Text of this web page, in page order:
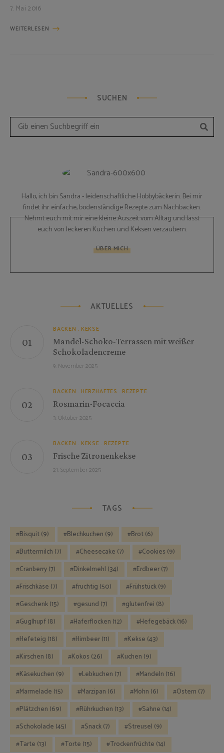
7. Mai 2016
WEITERLESEN
SUCHEN
Search
Hallo, ich bin Sandra - leidenschaftliche Hobbybäckerin. Bei mir
findet ihr einfache, bodenständige Rezepte zum Nachbacken.
Nehmt euch mit mir eine kleine Auszeit vom Alltag und lasst
euch von leckeren Kuchen und Keksen verzaubern.
ÜBER MICH
AKTUELLES
BACKEN KEKSE
Mandel-Schoko-Terrassen mit weißer
Schokoladencreme
9. November 2025
BACKEN HERZHAFTES REZEPTE
Rosmarin-Focaccia
3. Oktober 2025
BACKEN KEKSE REZEPTE
Frische Zitronenkekse
21. September 2025
TAGS
Bisquit(9) Blechkuchen (9) Brot(6)
Buttermilch (7) Cheesecake (7) Cookies (9)
Cranberry(7) Dinkelmehl (34) Erdbeer(7)
Frischkäse (7) fruchtig (50) Frühstück(9)
Geschenk(15) gesund (7) glutenfrei (8)
Guglhupf(8) Haferflocken (12) Hefegebäck(16)
Hefeteig (18) Himbeer(11) Kekse (43)
Kirschen (8) Kokos (26) Kuchen (9)
Käsekuchen (9) Lebkuchen (7) Mandeln (16)
Marmelade (15) Marzipan (6) Mohn (6) Ostern (7)
Plätzchen (69) Rührkuchen (13) Sahne (14)
Schokolade (45) Snack(7) Streusel (9)
Tarte (13) Torte (15) Trockenfrüchte (14)